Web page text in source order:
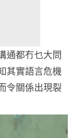
通都冇乜大問
其實語言危機
令關係出現裂